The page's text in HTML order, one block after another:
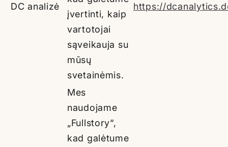
DC analizė
įvertinti, kaip
vartotojai
sąveikauja su
mūsų
svetainėmis.
https://
Mes
naudojame
„Fullstory“,
kad galėtume